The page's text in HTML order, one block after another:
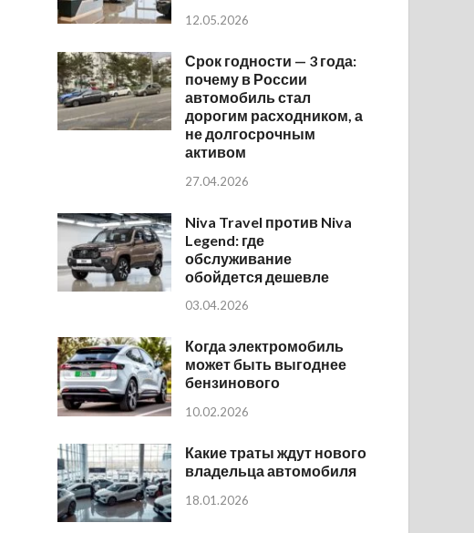
12.05.2026
Срок годности — 3 года:
почему в России
автомобиль стал
дорогим расходником, а
не долгосрочным
активом
27.04.2026
Niva Travel против Niva
Legend: где
обслуживание
обойдется дешевле
03.04.2026
Когда электромобиль
может быть выгоднее
бензинового
10.02.2026
Какие траты ждут нового
владельца автомобиля
18.01.2026